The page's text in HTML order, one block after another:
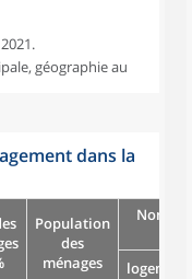
géographie au
dans la
Population
des
ménages
logement